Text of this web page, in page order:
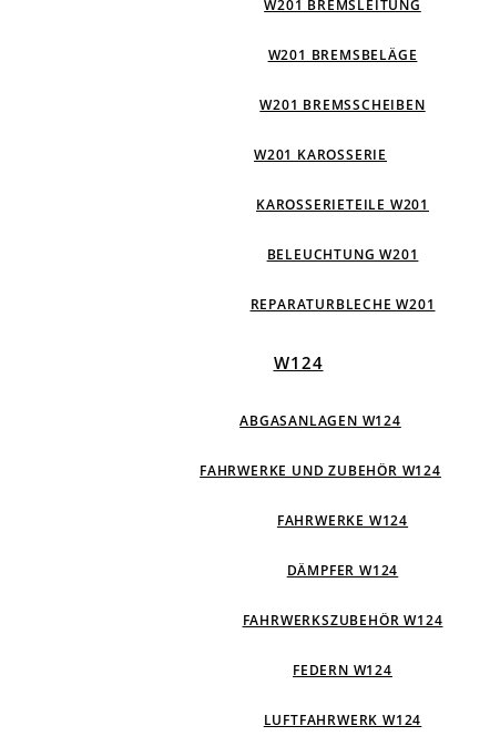
W201 BREMSLEITUNG
W201 BREMSBELÄGE
W201 BREMSSCHEIBEN
W201 KAROSSERIE
KAROSSERIETEILE W201
BELEUCHTUNG W201
REPARATURBLECHE W201
W124
ABGASANLAGEN W124
FAHRWERKE UND ZUBEHÖR W124
FAHRWERKE W124
DÄMPFER W124
FAHRWERKSZUBEHÖR W124
FEDERN W124
LUFTFAHRWERK W124